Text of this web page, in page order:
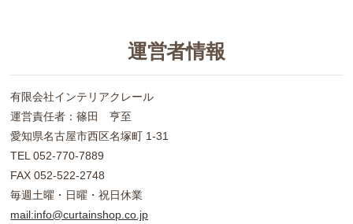
運営者情報
有限会社インテリアクレール
運営責任者：篠田 亨至
愛知県名古屋市西区名塚町 1-31
TEL 052-770-7889
FAX 052-522-2748
毎週土曜・日曜・祝日休業
mail:info@curtainshop.co.jp